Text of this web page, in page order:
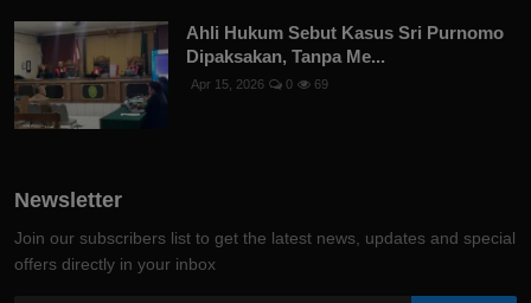
Ahli Hukum Sebut Kasus Sri Purnomo
Dipaksakan, Tanpa Me...
Apr 15, 2026 0 69
Newsletter
Join our subscribers list to get the latest news, updates and special
offers directly in your inbox